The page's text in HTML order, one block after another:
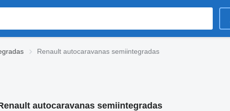
Renault autocaravanas semiintegradas
autocaravanas semiintegradas